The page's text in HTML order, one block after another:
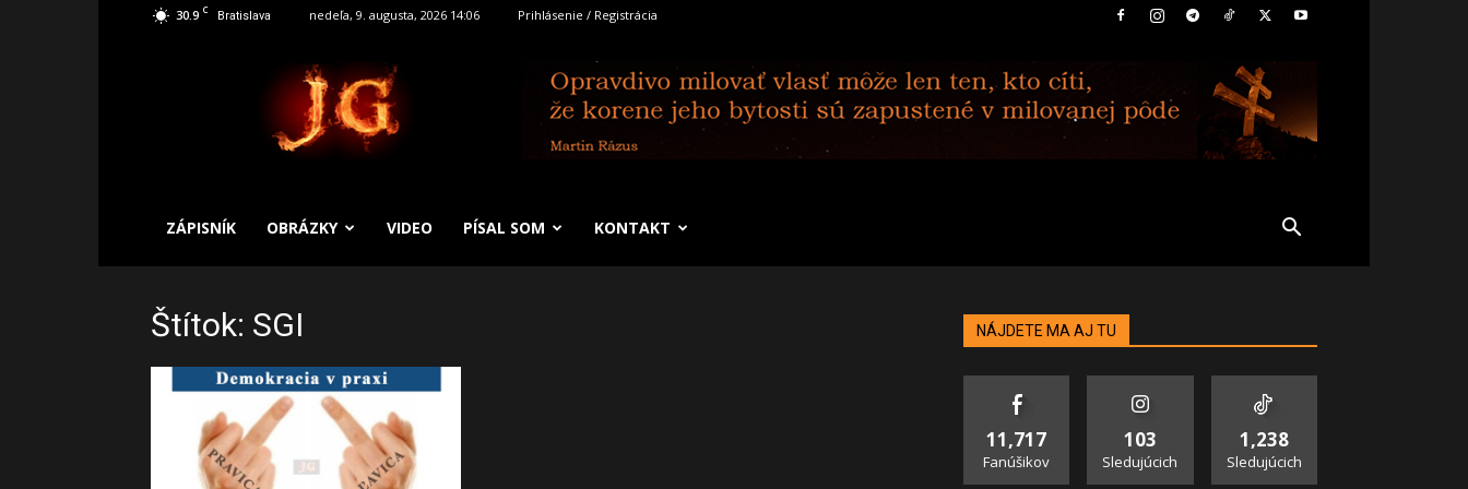
30.9 C Bratislava nedeľa, 9. augusta, 2026 14:06 Prihlásenie / Registrácia
SLOBODNÝ
ZÁPISNÍK OBRÁZKY VIDEO PÍSAL SOM KONTAKT
Štítok: SGI NÁJDETE MA AJ TU
11,717
Fanúšikov
103
Sledujúcich
1,238
Sledujúcich